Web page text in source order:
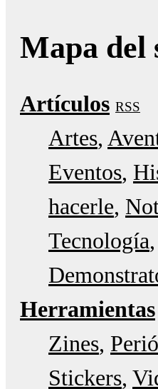
Mapa del
Artículos RSS
Artes
Eventos
hacerle
Tecnología
Herramientas
Zines
Stickers